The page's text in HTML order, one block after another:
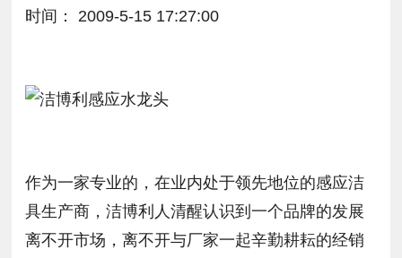
时间： 2009-5-15 17:27:00
作为一家专业的，在业内处于领先地位的感应洁
具生产商，洁博利人清醒认识到一个品牌的发展
离不开市场，离不开与厂家一起辛勤耕耘的经销